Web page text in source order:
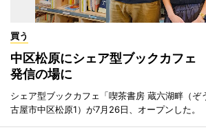
買う
中区松原にシェア型ブックカフェ
発信の場に
シェア型ブックカフェ「喫茶書房 蔵六湖畔（ぞ
古屋市中区松原1）が7月26日、オープンした。